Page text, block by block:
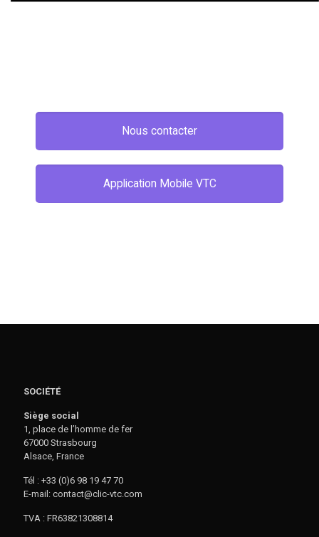
Nous contacter
Application Mobile VTC
SOCIÉTÉ
Siège social
1, place de l’homme de fer
67000 Strasbourg
Alsace, France
Tél : +33 (0)6 98 19 47 70
E-mail: contact@clic-vtc.com
TVA : FR63821308814